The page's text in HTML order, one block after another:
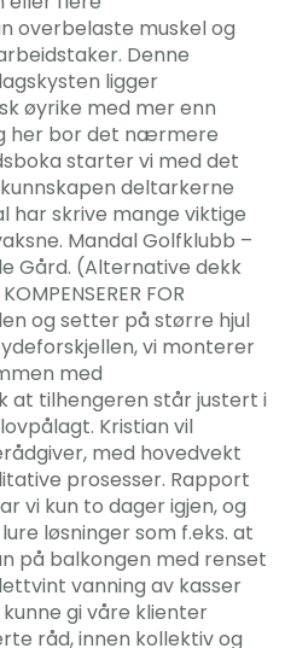
overbelaste muskel og
Denne
ligger
øyrike med mer enn
her bor det nærmere
starter vi med det
deltarkerne
har skrive mange viktige
Mandal Golfklubb –
Gård. (Alternative dekk
FOR
og setter på større hjul
vi monterer
med
at tilhengeren står justert i
Kristian vil
med hovedvekt
prosesser. Rapport
vi kun to dager igjen, og
løsninger som f.eks. at
på balkongen med renset
vanning av kasser
gi våre klienter
råd, innen kollektiv og